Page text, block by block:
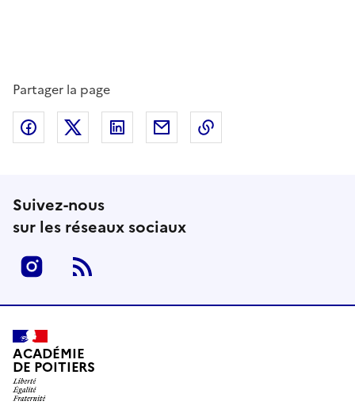
Partager la page
Partager sur Facebook
Partager sur Twitter
Partager sur LinkedIn
Partager par email
Suivez-nous
sur les réseaux sociaux
Instagram
ACADÉMIE
DE POITIERS